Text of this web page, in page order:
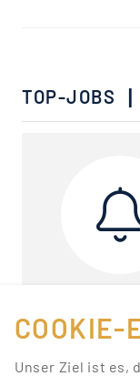
TOP-JOBS |
COOKIE-
Unser Ziel ist es,